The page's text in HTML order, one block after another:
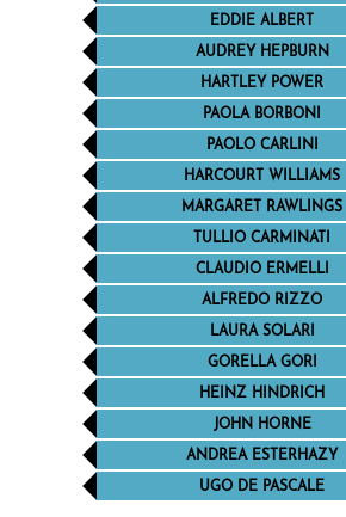
EDDIE ALBERT
AUDREY HEPBURN
HARTLEY POWER
PAOLA BORBONI
PAOLO CARLINI
HARCOURT WILLIAMS
MARGARET RAWLINGS
TULLIO CARMINATI
CLAUDIO ERMELLI
ALFREDO RIZZO
LAURA SOLARI
GORELLA GORI
HEINZ HINDRICH
JOHN HORNE
ANDREA ESTERHAZY
UGO DE PASCALE